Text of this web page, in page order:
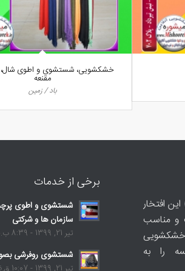
خشکشویی، شستشوی و اطوی
مقنعه
باد / زمین
افتخار
و مناسب
خشکشویی
را به
برخی از خدمات
شستشوی و اطوی
سازمان ها و شرکتی
تیر 21, 1399 - 8:39 ب.ظ
شستشوی روفرشی